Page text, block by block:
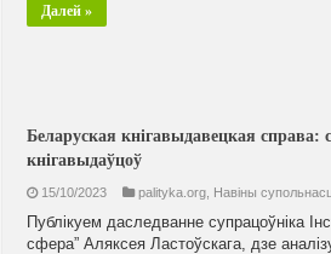
Далей »
Беларуская кнігавыдавецкая справа:
кнігавыдаўцоў
15/10/2023 palityka.org Навiны
Публікуем даследванне супрацоўніка
сфера” Аляксея Ластоўскага, дзе